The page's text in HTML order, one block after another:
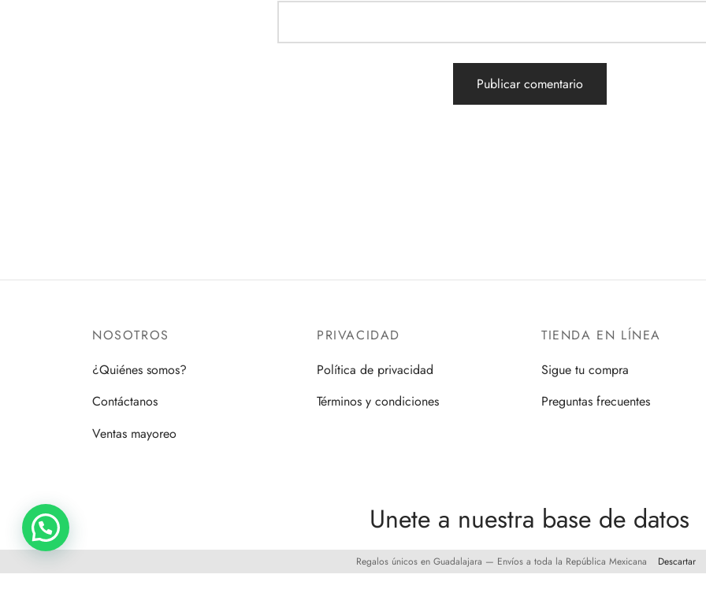
Regalos únicos en Guadalajara — Envíos a toda la República Mexicana Descartar
NOSOTROS
¿Quiénes somos?
Contáctanos
Ventas mayoreo
PRIVACIDAD
Política de privacidad
Términos y condiciones
TIENDA EN LÍNEA
Sigue tu compra
Preguntas frecuentes
Unete a nuestra base de datos
y obten10%de descuento en tu primera compra